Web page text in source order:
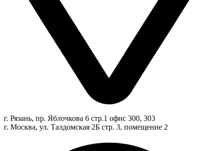
г. Рязань, пр. Яблочкова 6 стр.1 офис 300, 303
г. Москва, ул. Талдомская 2Б стр. 3, помещение 2